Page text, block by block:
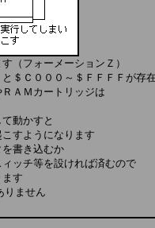
＄Ｃ０００～＄ＦＦＦＦが存
ＡＭカートリッジは
動かすと
すようになります
書き込むか
ッチ等を設ければ済むので
す
りません